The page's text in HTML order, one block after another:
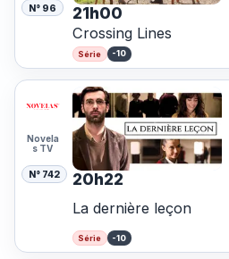
N° 96 21h00
Crossing Lines
Série -10
Novela
s TV
N° 742 20h22
La dernière leçon
Série -10